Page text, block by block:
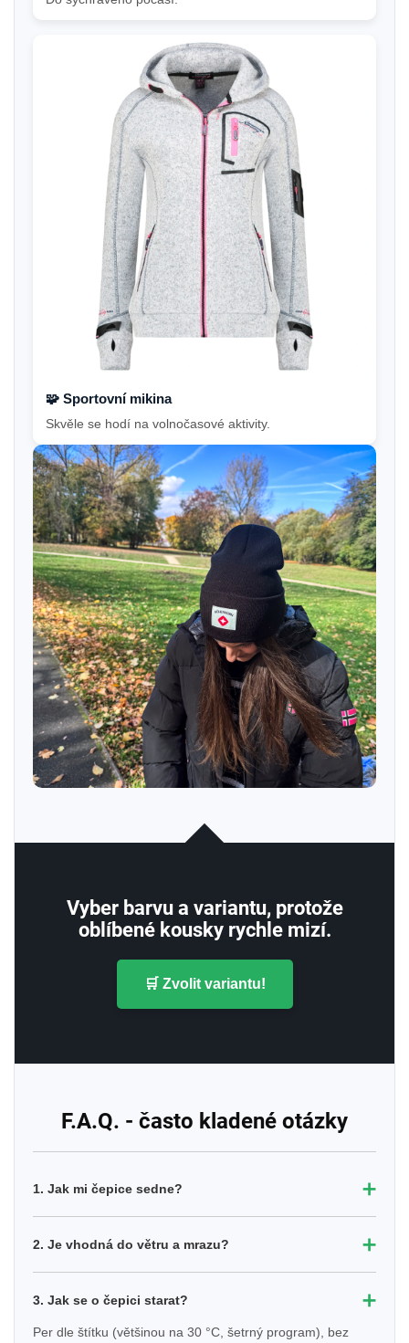
🧩 Sportovní mikina
Skvěle se hodí na volnočasové aktivity.
Vyber barvu a variantu, protože
oblíbené kousky rychle mizí.
🛒 Zvolit variantu!
F.A.Q. - často kladené otázky
1. Jak mi čepice sedne? ➕
2. Je vhodná do větru a mrazu? ➕
3. Jak se o čepici starat? ➕
Per dle štítku (většinou na 30 °C, šetrný program), bez